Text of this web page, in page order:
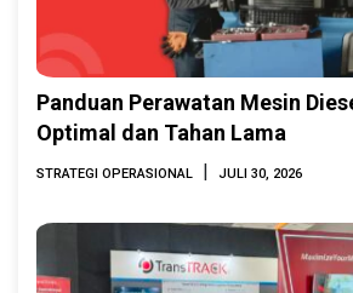
Panduan Perawatan Mesin
Optimal dan Tahan Lama
STRATEGI OPERASIONAL | JULI 30, 2026